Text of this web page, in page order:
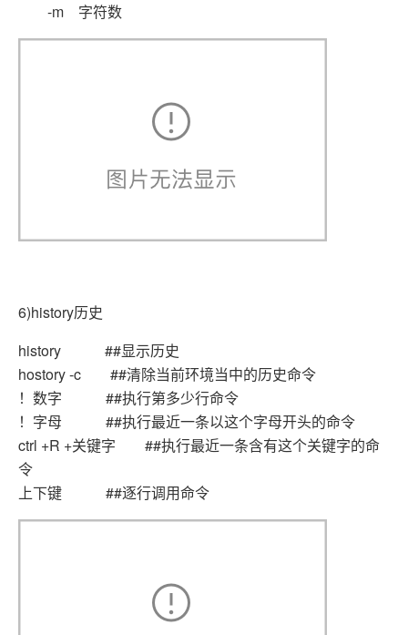
-m 字符数
6)history历史
history ##显示历史
hostory -c ##清除当前环境当中的历史命令
！数字 ##执行第多少行命令
！字母 ##执行最近一条以这个字母开头的命令
ctrl +R +关键字 ##执行最近一条含有这个关键字的命
令
上下键 ##逐行调用命令